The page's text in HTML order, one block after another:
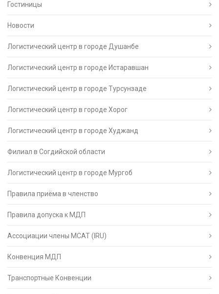
Гостиницы
Новости
Логистический центр в городе Душанбе
Логистический центр в городе Истаравшан
Логистический центр в городе Турсунзаде
Логистический центр в городе Хорог
Логистический центр в городе Худжанд
Филиал в Согдийской области
Логистический центр в городе Мургоб
Правила приёма в членство
Правила допуска к МДП
Ассоциации члены МСАТ (IRU)
Конвенция МДП
Транспортные Конвенции